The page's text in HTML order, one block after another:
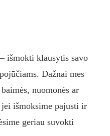
išmokti klausytis savo
Dažnai mes
nuomonės ar
išmoksime pajusti ir
geriau suvokti